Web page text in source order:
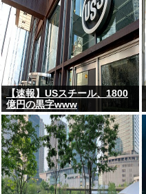
【速報】USスチール、1800
億円の黒字www